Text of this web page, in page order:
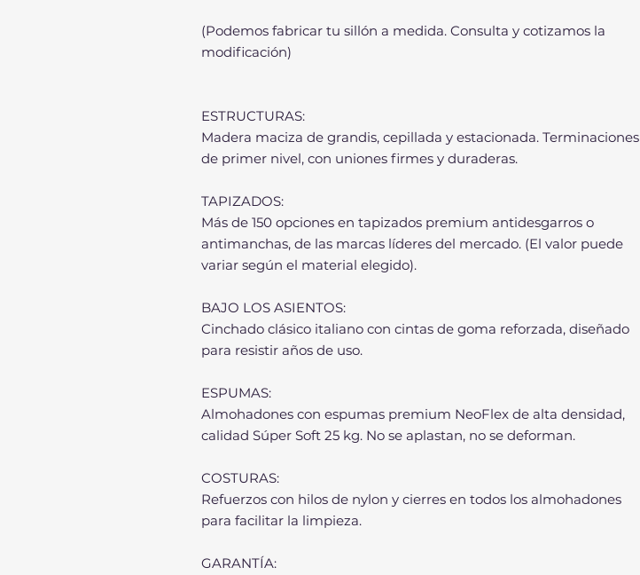
(Podemos fabricar tu sillón a medida. Consulta y cotizamos la
modificación)
ESTRUCTURAS:
Madera maciza de grandis, cepillada y estacionada. Terminaciones
de primer nivel, con uniones firmes y duraderas.
TAPIZADOS:
Más de 150 opciones en tapizados premium antidesgarros o
antimanchas, de las marcas líderes del mercado. (El valor puede
variar según el material elegido).
BAJO LOS ASIENTOS:
Cinchado clásico italiano con cintas de goma reforzada, diseñado
para resistir años de uso.
ESPUMAS:
Almohadones con espumas premium NeoFlex de alta densidad,
calidad Súper Soft 25 kg. No se aplastan, no se deforman.
COSTURAS:
Refuerzos con hilos de nylon y cierres en todos los almohadones
para facilitar la limpieza.
GARANTÍA: